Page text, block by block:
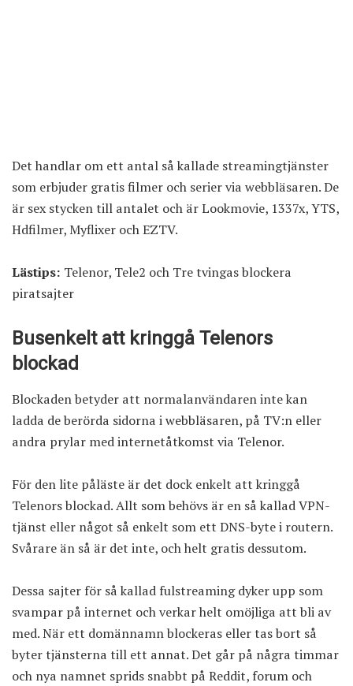
Det handlar om ett antal så kallade streamingtjänster
som erbjuder gratis filmer och serier via webbläsaren. De
är sex stycken till antalet och är Lookmovie, 1337x, YTS,
Hdfilmer, Myflixer och EZTV.
Lästips: Telenor, Tele2 och Tre tvingas blockera
piratsajter
Busenkelt att kringgå Telenors
blockad
Blockaden betyder att normalanvändaren inte kan
ladda de berörda sidorna i webbläsaren, på TV:n eller
andra prylar med internetåtkomst via Telenor.
För den lite påläste är det dock enkelt att kringgå
Telenors blockad. Allt som behövs är en så kallad VPN-
tjänst eller något så enkelt som ett DNS-byte i routern.
Svårare än så är det inte, och helt gratis dessutom.
Dessa sajter för så kallad fulstreaming dyker upp som
svampar på internet och verkar helt omöjliga att bli av
med. När ett domännamn blockeras eller tas bort så
byter tjänsterna till ett annat. Det går på några timmar
och nya namnet sprids snabbt på Reddit, forum och